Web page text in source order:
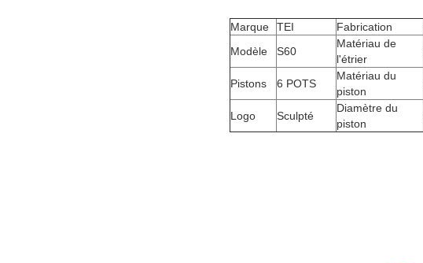
Marque TEI Fabrication
Modèle
S60
Matériau de
l'étrier
Pistons 6 POTS
Matériau du
piston
Logo Sculpté
Diamètre du
piston